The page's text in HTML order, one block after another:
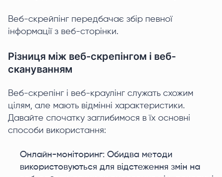
Веб-скрейпінг передбачає збір певної
інформації з веб-сторінки.
Різниця між веб-скрепінгом і веб-
скануванням
Веб-скрепінг і веб-краулінг служать схожим
цілям, але мають відмінні характеристики.
Давайте спочатку заглибимося в їх основні
способи використання:
Онлайн-моніторинг: Обидва методи
використовуються для відстеження змін на